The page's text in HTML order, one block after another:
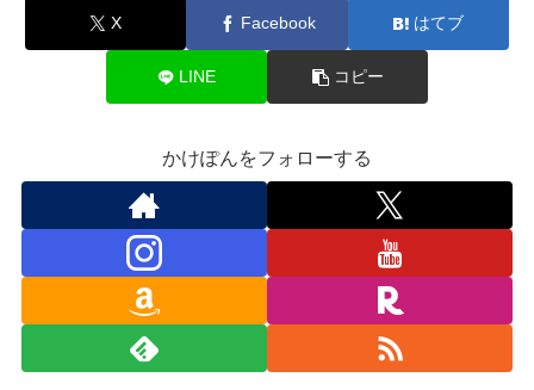
X Facebook はてブ
LINE コピー
かけぽんをフォローする